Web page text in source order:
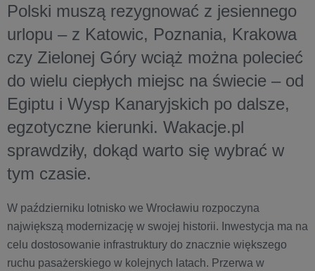
Polski muszą rezygnować z jesiennego
urlopu – z Katowic, Poznania, Krakowa
czy Zielonej Góry wciąż można polecieć
do wielu ciepłych miejsc na świecie – od
Egiptu i Wysp Kanaryjskich po dalsze,
egzotyczne kierunki. Wakacje.pl
sprawdziły, dokąd warto się wybrać w
tym czasie.
W październiku lotnisko we Wrocławiu rozpoczyna
największą modernizację w swojej historii. Inwestycja ma na
celu dostosowanie infrastruktury do znacznie większego
ruchu pasażerskiego w kolejnych latach. Przerwa w